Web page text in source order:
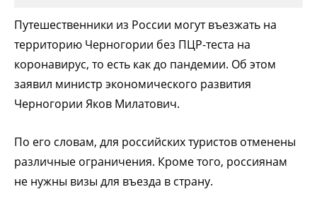
Путешественники из России могут въезжать на
территорию Черногории без ПЦР-теста на
коронавирус, то есть как до пандемии. Об этом
заявил министр экономического развития
Черногории Яков Милатович.
По его словам, для российских туристов отменены
различные ограничения. Кроме того, россиянам
не нужны визы для въезда в страну.